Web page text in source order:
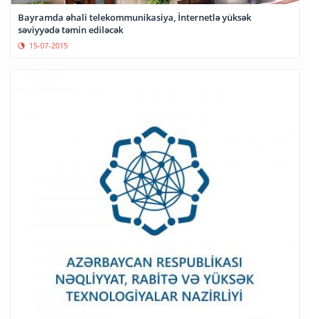
Bayramda əhali telekommunikasiya, İnternetlə yüksək
səviyyədə təmin ediləcək
15-07-2015